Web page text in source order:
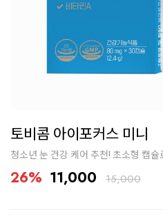
토비콤 아이포커스 미니
청소년 눈 건강 케어 추천! 초소형 캡
26% 11,000 15,000